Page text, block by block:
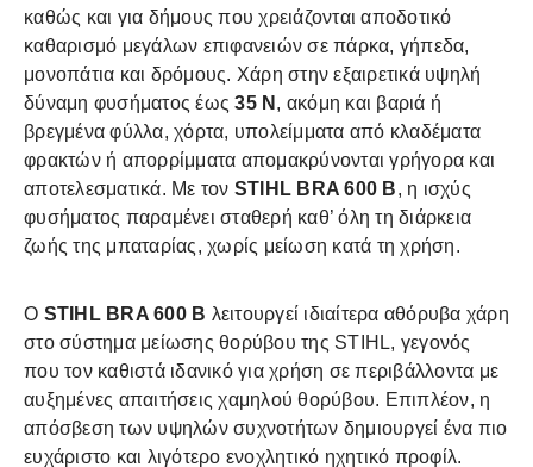
καθώς και για δήμους που χρειάζονται αποδοτικό
καθαρισμό μεγάλων επιφανειών σε πάρκα, γήπεδα,
μονοπάτια και δρόμους. Χάρη στην εξαιρετικά υψηλή
δύναμη φυσήματος έως 35 N , ακόμη και βαριά ή
βρεγμένα φύλλα, χόρτα, υπολείμματα από κλαδέματα
φρακτών ή απορρίμματα απομακρύνονται γρήγορα και
αποτελεσματικά. Με τον STIHL BRA 600 B, η ισχύς
φυσήματος παραμένει σταθερή καθ’ όλη τη διάρκεια
ζωής της μπαταρίας, χωρίς μείωση κατά τη χρήση.
Ο STIHL BRA 600 B λειτουργεί ιδιαίτερα αθόρυβα χάρη
στο σύστημα μείωσης θορύβου της STIHL, γεγονός
που τον καθιστά ιδανικό για χρήση σε περιβάλλοντα με
αυξημένες απαιτήσεις χαμηλού θορύβου. Επιπλέον, η
απόσβεση των υψηλών συχνοτήτων δημιουργεί ένα πιο
ευχάριστο και λιγότερο ενοχλητικό ηχητικό προφίλ.